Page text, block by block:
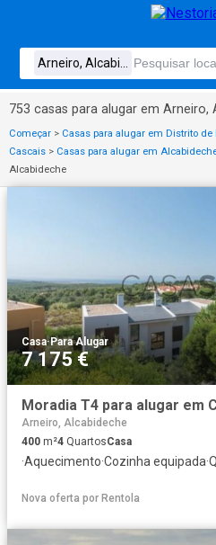
753 casas para alugar em Arneiro,
Começar > Casas para alugar em Distrito de
Cascais > Casas para alugar em
Alcabideche
Casa·Para Alugar
7 175 €
Moradia T4 para alugar em
Arneiro, Alcabideche
400 m²4 QuartosCasa
·Aquecimento·Cozinha equipada·
Nova oferta por Rentola